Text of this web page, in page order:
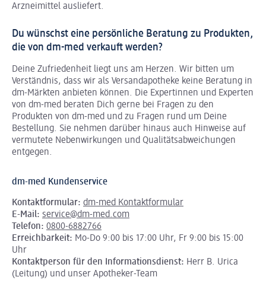
Arzneimittel ausliefert.
Du wünschst eine persönliche Beratung zu Produkten,
die von dm-med verkauft werden?
Deine Zufriedenheit liegt uns am Herzen. Wir bitten um
Verständnis, dass wir als Versandapotheke keine Beratung in
dm-Märkten anbieten können. Die Expertinnen und Experten
von dm-med beraten Dich gerne bei Fragen zu den
Produkten von dm-med und zu Fragen rund um Deine
Bestellung. Sie nehmen darüber hinaus auch Hinweise auf
vermutete Nebenwirkungen und Qualitätsabweichungen
entgegen.
dm-med Kundenservice
Kontaktformular: dm-med Kontaktformular
E-Mail: service@dm-med.com
Telefon: 0800-6882766
Erreichbarkeit: Mo-Do 9:00 bis 17:00 Uhr, Fr 9:00 bis 15:00
Uhr
Kontaktperson für den Informationsdienst: Herr B. Urica
(Leitung) und unser Apotheker-Team